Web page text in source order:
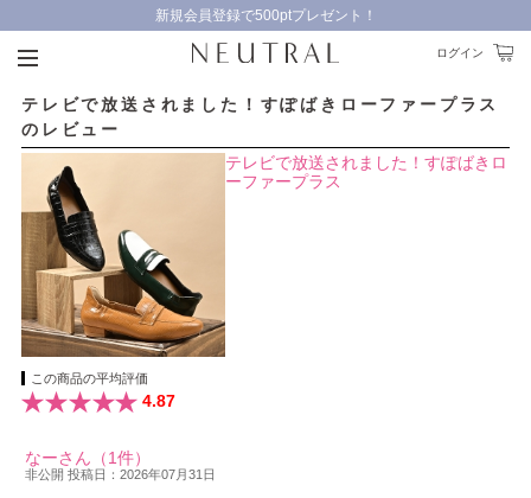
新規会員登録で500ptプレゼント！
9,000円以上のお買い物で送料無料！
ログイン
テレビで放送されました！すぽばきローファープラス
のレビュー
テレビで放送されました！すぽばきロ
ーファープラス
この商品の平均評価
4.87
なーさん（1件）
非公開 投稿日：2026年07月31日